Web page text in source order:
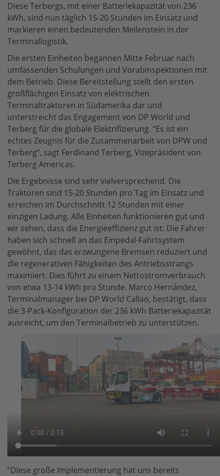
Diese Terbergs, mit einer Batteriekapazität von 236
kWh, sind nun täglich 15-20 Stunden im Einsatz und
markieren einen bedeutenden Meilenstein in der
Terminallogistik.
Die ersten Einheiten begannen Mitte Februar nach
umfassenden Schulungen und Vorabinspektionen mit
dem Betrieb. Diese Bereitstellung stellt den ersten
großflächigen Einsatz von elektrischen
Terminaltraktoren in Südamerika dar und
unterstreicht das Engagement von DP World und
Terberg für die globale Elektrifizierung. “Es ist ein
echtes Zeugnis für die Zusammenarbeit von DPW und
Terberg”, sagt Ferdinand Terberg, Vizepräsident von
Terberg Americas.
Die Ergebnisse sind sehr vielversprechend. Die
Traktoren sind 15-20 Stunden pro Tag im Einsatz und
erreichen im Durchschnitt 12 Stunden mit einer
einzigen Ladung. Alle Einheiten funktionieren gut und
wir sehen, dass die Energieeffizienz gut ist. Die Fahrer
haben sich schnell an das Einpedal-Fahrtsystem
gewöhnt, das das erzwungene Bremsen reduziert und
die regenerativen Fähigkeiten des Antriebsstrangs
maximiert. Dies führt zu einem Nettostromverbrauch
von etwa 13-14 kWh pro Stunde. Marco Hernández,
Terminalmanager bei DP World Callao, bestätigt, dass
die 3-Pack-Konfiguration der 236 kWh Batteriekapazität
ausreicht, um den Terminalbetrieb zu unterstützen.
“Diese große Implementierung hat uns bereits